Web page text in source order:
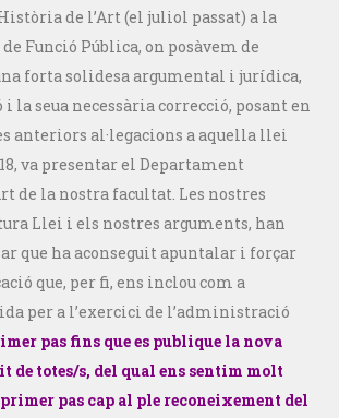
de l’Art (el juliol passat) a la
Funció Pública, on posàvem de
forta solidesa argumental i jurídica,
la seua necessària correcció, posant en
anteriors al·legacions a aquella llei
va presentar el Departament
de la nostra facultat. Les nostres
Llei i els nostres arguments, han
que ha aconseguit apuntalar i forçar
que, per fi, ens inclou com a
per a l’exercici de l’administració
pas fins que es publique la nova
de totes/s, del qual ens sentim molt
pas cap al ple reconeixement del